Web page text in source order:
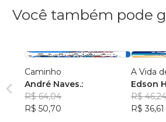
Você também pode
Caminho
André Naves.:
R$ 64,04
R$ 50,70
A Vida
Edson
R$ 46,24
R$ 36,61